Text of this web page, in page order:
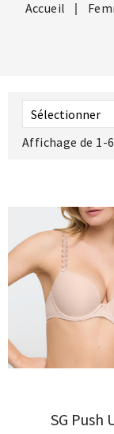
Accueil
Sélectionner
Affichage de 1-
SG Push